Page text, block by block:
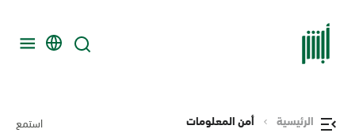
الرئيسية أمن المعلومات استمع